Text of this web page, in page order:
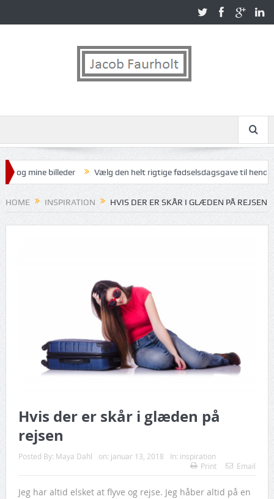
mine billeder Vælg den helt rigtige fødselsdagsgave til hende
HOME INSPIRATION HVIS DER ER SKÅR I GLÆDEN PÅ REJSEN
Hvis der er skår i glæden på
rejsen
Posted By: Maya Dahl on: januar 13, 2018 In: inspiration
Print
Email
Jeg har altid elsket at flyve og rejse. Jeg håber altid på en